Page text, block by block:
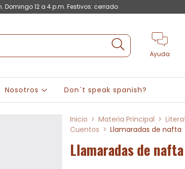
Domingo 12 a 4 p.m. Festivos: cerrado
Ayuda
Nosotros Don´t speak spanish?
Inicio > Materia Principal >
Cuentos > Llamaradas de nafta
Llamaradas de nafta